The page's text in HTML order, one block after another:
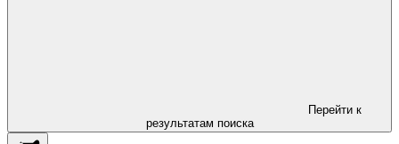
Перейти к
результатам поиска